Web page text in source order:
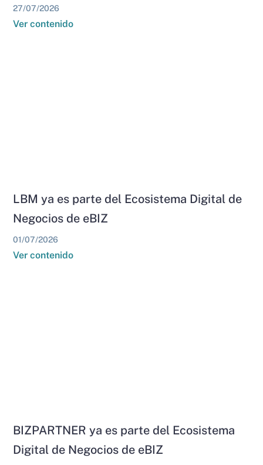
27/07/2026
Ver contenido
LBM ya es parte del Ecosistema Digital de
Negocios de eBIZ
01/07/2026
Ver contenido
BIZPARTNER ya es parte del Ecosistema
Digital de Negocios de eBIZ